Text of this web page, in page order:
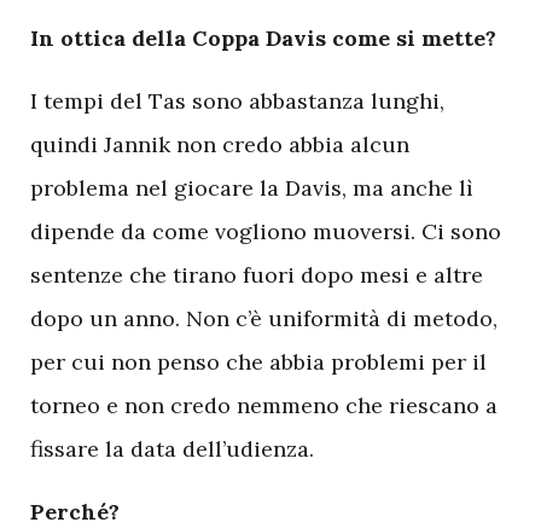
In ottica della Coppa Davis come si mette?
I tempi del Tas sono abbastanza lunghi,
quindi Jannik non credo abbia alcun
problema nel giocare la Davis, ma anche lì
dipende da come vogliono muoversi. Ci sono
sentenze che tirano fuori dopo mesi e altre
dopo un anno. Non c’è uniformità di metodo,
per cui non penso che abbia problemi per il
torneo e non credo nemmeno che riescano a
fissare la data dell’udienza.
Perché?